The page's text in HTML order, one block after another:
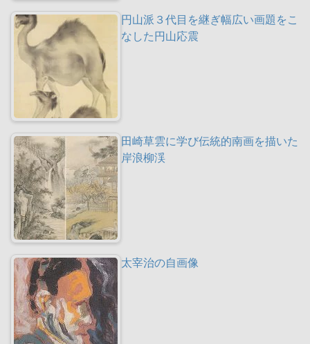
円山派３代目を継ぎ幅広い画題をこ
なした円山応震
田崎草雲に学び伝統的南画を描いた
岸浪柳渓
太宰治の自画像